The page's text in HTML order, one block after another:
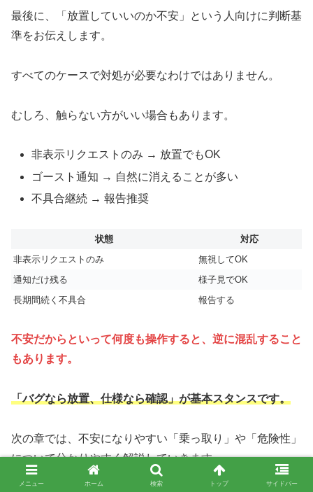
最後に、「放置していいのか不安」という人向けに判断基
準をお伝えします。
すべてのケースで対処が必要なわけではありません。
むしろ、触らない方がいい場合もあります。
非表示リクエストのみ → 放置でもOK
ゴースト通知 → 自然に消えることが多い
不具合継続 → 報告推奨
状態
対応
非表示リクエストのみ
無視してOK
通知だけ残る
様子見でOK
長期間続く不具合
報告する
不安だからといって何度も操作すると、逆に混乱すること
もあります。
「バグなら放置、仕様なら確認」が基本スタンスです。
次の章では、不安になりやすい「乗っ取り」や「危険性」
について分かりやすく解説していきます。
メニュー ホーム 検索 トップ サイドバー